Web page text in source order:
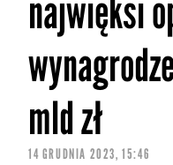
najwięksi
mld zł
14 GRUDNIA 2023, 15:46